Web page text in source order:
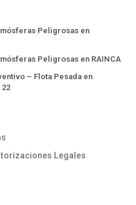
Peligrosas en
Peligrosas en RAINCA
– Flota Pesada en
22
Legales